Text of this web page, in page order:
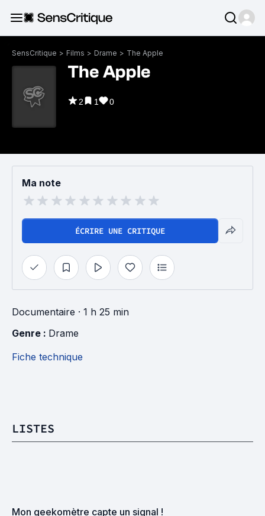
SensCritique > Films > Drame > The Apple
The Apple
2 1 0
Ma note
ÉCRIRE UNE CRITIQUE
Documentaire · 1 h 25 min
Genre : Drame
Fiche technique
LISTES
Mon geekomètre capte un signal !